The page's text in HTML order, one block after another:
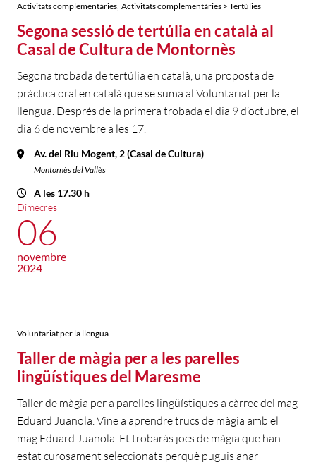
Activitats complementàries Activitats complementàries > Tertúlies
Segona sessió de tertúlia en català al
Casal de Cultura de Montornès
Segona trobada de tertúlia en català, una proposta de
pràctica oral en català que se suma al Voluntariat per la
llengua. Després de la primera trobada el dia 9 d’octubre, el
dia 6 de novembre a les 17.
Av. del Riu Mogent, 2 (Casal de Cultura)
Montornès del Vallès
A les 17.30 h
Dimecres
06
novembre
2024
Voluntariat per la llengua
Taller de màgia per a les parelles
lingüístiques del Maresme
Taller de màgia per a parelles lingüístiques a càrrec del mag
Eduard Juanola. Vine a aprendre trucs de màgia amb el
mag Eduard Juanola. Et trobaràs jocs de màgia que han
estat curosament seleccionats perquè puguis anar